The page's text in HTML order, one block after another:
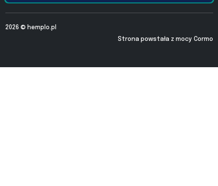
2026 © hemplo.pl
Strona powstała z mocy Cormo